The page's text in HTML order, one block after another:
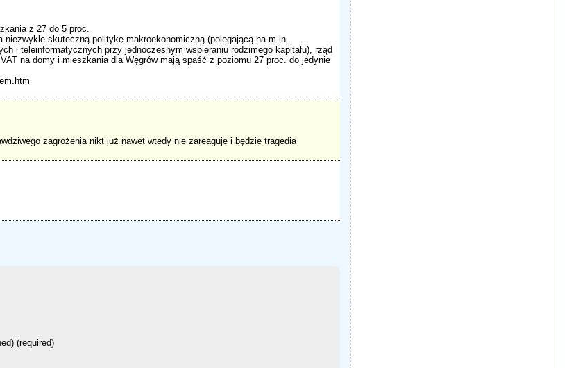
z 27 do 5 proc.
skuteczną politykę makroekonomiczną (polegającą na m.in.
i teleinformatycznych przy jednoczesnym wspieraniu rodzimego kapitału), rząd
na domy i mieszkania dla Węgrów mają spaść z poziomu 27 proc. do jedynie
zagrożenia nikt już nawet wtedy nie zareaguje i będzie tragedia
(required)